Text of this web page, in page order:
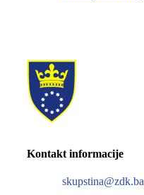
Kontakt informacije
skupstina@zdk.ba